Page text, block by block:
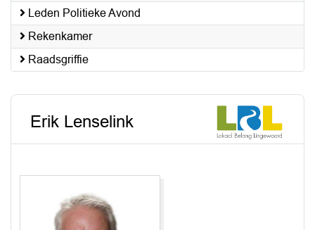
Leden Politieke Avond
Rekenkamer
Raadsgriffie
Erik Lenselink